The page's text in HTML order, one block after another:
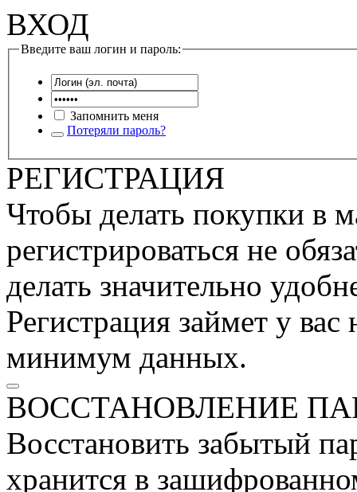
ВХОД
Введите ваш логин и пароль:
Запомнить меня
Потеряли пароль?
РЕГИСТРАЦИЯ
Чтобы делать покупки в
регистрироваться не
делать значительно
Регистрация займет у
минимум данных.
ВОССТАНОВЛЕНИЕ
Восстановить забытый
хранится в